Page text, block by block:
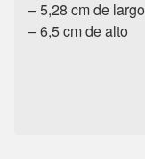
– 5,28 cm de largo
– 6,5 cm de alto